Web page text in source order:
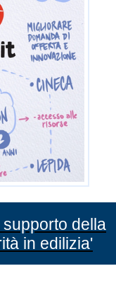
della
in edilizia'